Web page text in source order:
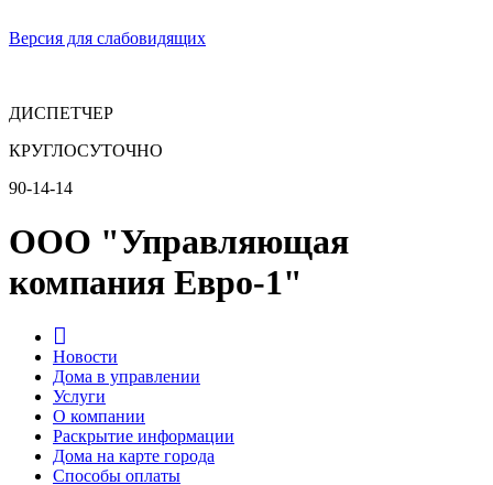
Версия для слабовидящих
ДИСПЕТЧЕР
КРУГЛОСУТОЧНО
90-14-14
ООО "Управляющая
компания Евро-1"
Новости
Дома в управлении
Услуги
О компании
Раскрытие информации
Дома на карте города
Способы оплаты